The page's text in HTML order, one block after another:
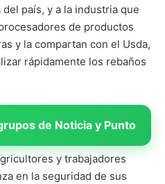
país, y a la industria que
de productos
y la compartan con el Usda,
rápidamente los rebaños
de Noticia y Punto
y trabajadores
en la seguridad de sus